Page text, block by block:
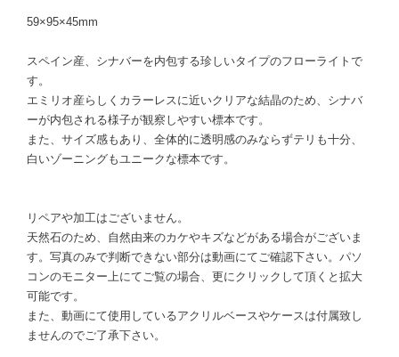
59×95×45mm
スペイン産、シナバーを内包する珍しいタイプのフローライトで
す。
エミリオ産らしくカラーレスに近いクリアな結晶のため、シナバ
ーが内包される様子が観察しやすい標本です。
また、サイズ感もあり、全体的に透明感のみならずテリも十分、
白いゾーニングもユニークな標本です。
リペアや加工はございません。
天然石のため、自然由来のカケやキズなどがある場合がございま
す。写真のみで判断できない部分は動画にてご確認下さい。パソ
コンのモニター上にてご覧の場合、更にクリックして頂くと拡大
可能です。
また、動画にて使用しているアクリルベースやケースは付属致し
ませんのでご了承下さい。